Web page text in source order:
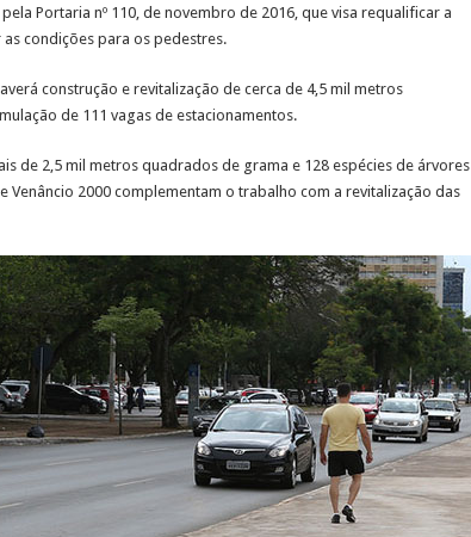
Portaria nº 110, de novembro de 2016, que visa requalificar a
condições para os pedestres.
construção e revitalização de cerca de 4,5 mil metros
de 111 vagas de estacionamentos.
de 2,5 mil metros quadrados de grama e 128 espécies de árvores
Venâncio 2000 complementam o trabalho com a revitalização das